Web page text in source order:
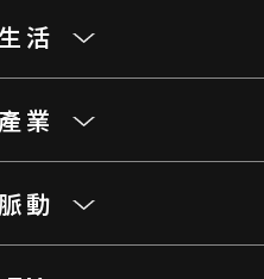
活
業
動